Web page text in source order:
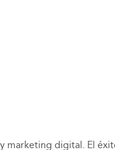
digital. El